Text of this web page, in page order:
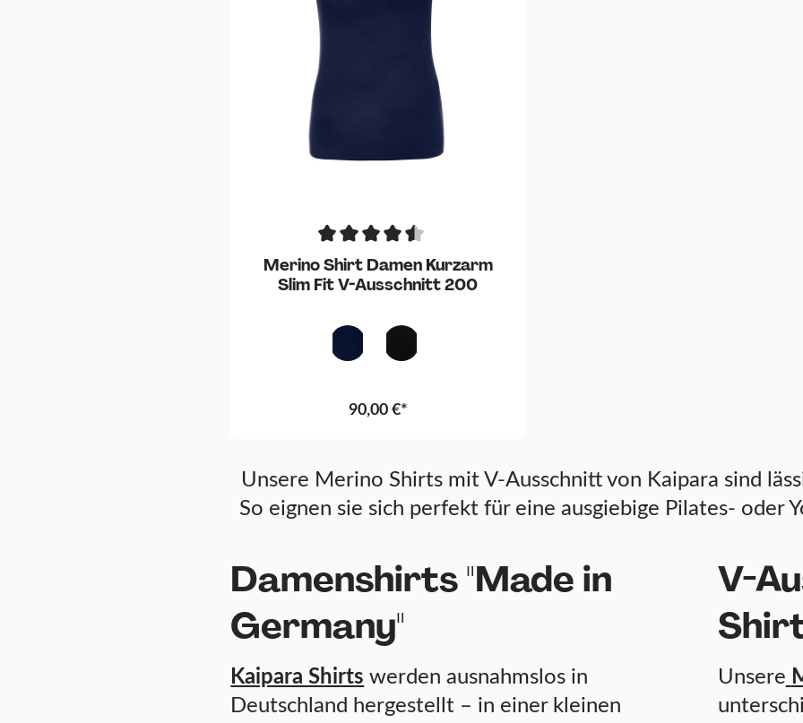
Merino Shirt Damen Kurzarm
Slim Fit V-Ausschnitt 200
Blau Schwarz
90,00 €*
Unsere Merino Shirts mit V-Ausschnitt von Kaipara sind
So eignen sie sich perfekt für eine ausgiebige Pilates- oder
Damenshirts "Made in
Germany"
Kaipara Shirts werden ausnahmslos in
Deutschland hergestellt – in einer kleinen
V-
Unsere